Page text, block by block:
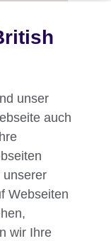
2018
unser
auch
unserer
Webseiten
wir Ihre